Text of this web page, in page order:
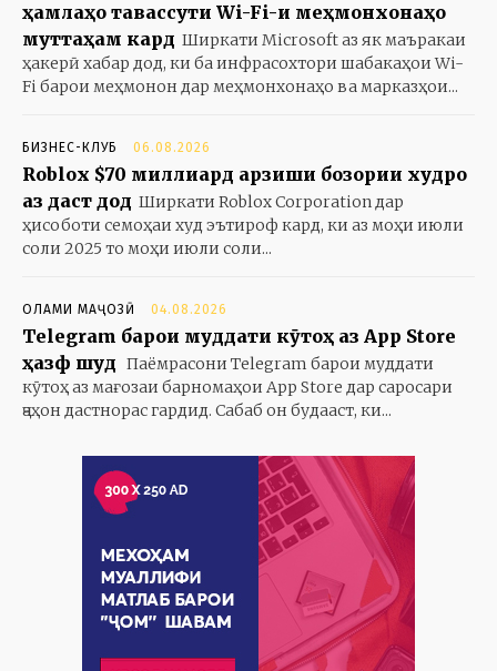
ҳамлаҳо тавассути Wi-Fi-и меҳмонхонаҳо
муттаҳам кард Ширкати Microsoft аз як маъракаи
ҳакерӣ хабар дод, ки ба инфрасохтори шабакаҳои Wi-
Fi барои меҳмонон дар меҳмонхонаҳо ва марказҳои...
БИЗНЕС-КЛУБ 06.08.2026
Roblox $70 миллиард арзиши бозории худро
аз даст дод Ширкати Roblox Corporation дар
ҳисоботи семоҳаи худ эътироф кард, ки аз моҳи июли
соли 2025 то моҳи июли соли...
ОЛАМИ МАҶОЗӢ 04.08.2026
Telegram барои муддати кӯтоҳ аз App Store
ҳазф шуд Паёмрасони Telegram барои муддати
кӯтоҳ аз мағозаи барномаҳои App Store дар саросари
ҷаҳон дастнорас гардид. Сабаб он будааст, ки...